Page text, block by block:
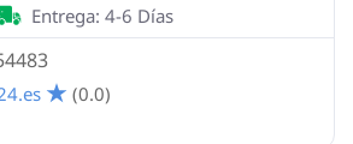
Entrega: 4-6 Días
(0.0)